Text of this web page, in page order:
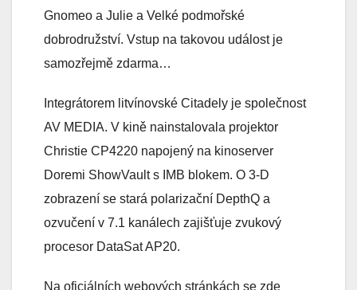
Gnomeo a Julie a Velké podmořské
dobrodružství. Vstup na takovou událost je
samozřejmě zdarma…
Integrátorem litvínovské Citadely je společnost
AV MEDIA. V kině nainstalovala projektor
Christie CP4220 napojený na kinoserver
Doremi ShowVault s IMB blokem. O 3-D
zobrazení se stará polarizační DepthQ a
ozvučení v 7.1 kanálech zajišťuje zvukový
procesor DataSat AP20.
Na oficiálních webových stránkách se zde